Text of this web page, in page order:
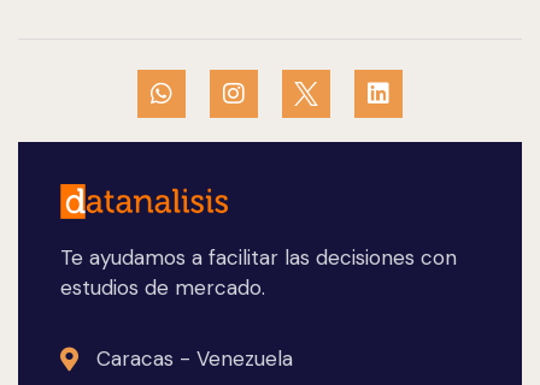
Te ayudamos a facilitar las decisiones con
estudios de mercado.
Caracas - Venezuela